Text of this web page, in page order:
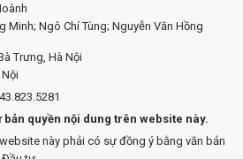
Minh; Ngô Chí Tùng; Nguyễn Văn Hồng
Trưng, Hà Nội
Nội
quyền nội dung trên website này.
này phải có sự đồng ý bằng văn bản